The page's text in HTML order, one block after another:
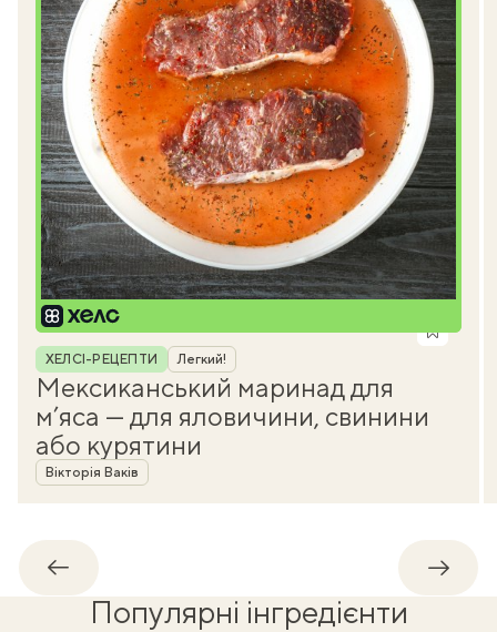
Рубрика
ХЕЛСІ-РЕЦЕПТИ Легкий!
Мексиканський маринад для
м’яса — для яловичини, свинини
або курятини
Автор
Вікторія Ваків
Назад
Популярні інгредієнти